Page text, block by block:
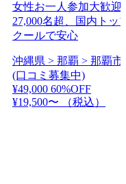
女性お一人参加大歓迎
27,000名超、国内トッ
クールで安心
沖縄県 > 那覇 > 那覇市
(口コミ募集中)
¥49,000 60%OFF
¥19,500〜
（税込）